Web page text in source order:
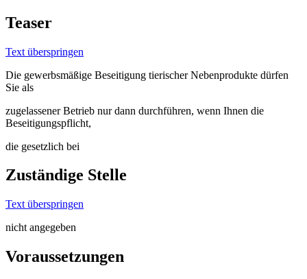
Teaser
Text überspringen
Die gewerbsmäßige Beseitigung tierischer Nebenprodukte dürfen
Sie als
zugelassener Betrieb nur dann durchführen, wenn Ihnen die
Beseitigungspflicht,
die gesetzlich bei
Zuständige Stelle
Text überspringen
nicht angegeben
Voraussetzungen